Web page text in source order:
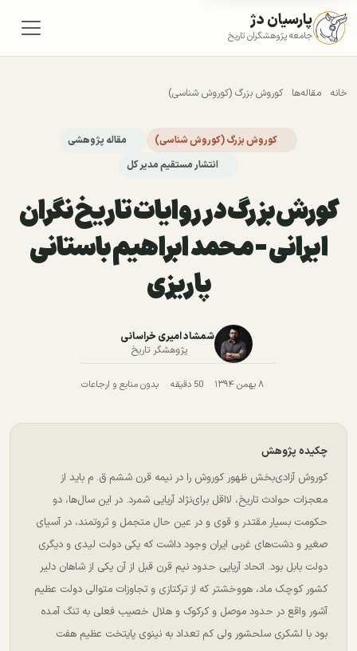
پارسیان دژ
جامعه پژوهشگران تاریخ
خانه مقاله‌ها کوروش بزرگ (کوروش شناسی)
کوروش بزرگ (کوروش شناسی)
مقاله پژوهشی
انتشار مستقیم مدیر کل
کورش بزرگ در روایات تاریخ نگران
ایرانی - محمد ابراهیم باستانی
پاریزی
شمشاد امیری خراسانی
پژوهشگر تاریخ
۸ بهمن ۱۳۹۴ 50 دقیقه بدون منابع و ارجاعات
چکیده پژوهش
کوروش آزادی‌بخش ظهور کوروش را در نیمه قرن ششم ق. م باید از
معجزات حوادث تاریخ، لااقل برای‌نژاد آریایی شمرد. در این سال‌ها، دو
حکومت بسیار مقتدر و قوی و در عین حال متجمل و ثروتمند، در آسیای
صغیر و دشت‌های غربی ایران وجود داشت که یکی دولت لیدی و دیگری
دولت بابل بود. اتحاد آریایی حدود نیم قرن قبل از آن یکی از شاهان دلیر
کشور کوچک ماد، هووخشتر که از ترکتازی و تجاوزات متوالی دولت عظیم
آشور واقع در حدود موصل و کرکوک و هلال خصیب فعلی به تنگ آمده
بود با لشکری سلحشور ولی کم تعداد به نینوی پایتخت عظیم هفت